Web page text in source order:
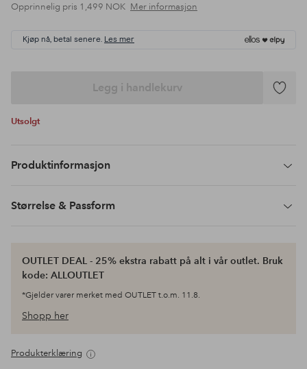
Opprinnelig pris 1,499 NOK Mer informasjon
Kjøp nå, betal senere. Les mer
Legg i handlekurv
Legg
Utsolgt
Produktinformasjon
Størrelse & Passform
OUTLET DEAL - 25% ekstra rabatt på alt i vår outlet. Bruk
kode: ALLOUTLET
*Gjelder varer merket med OUTLET t.o.m. 11.8.
Shopp her
Produkterklæring